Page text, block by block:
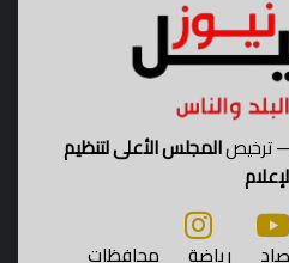
— ترخيصالمجلس الأعلى لتنظيم
رياضة محافظات